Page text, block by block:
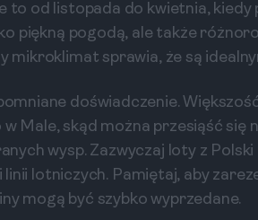
to od listopada do kwietnia, kiedy
piękną pogodą, ale także
mikroklimat sprawia, że są
doświadczenie.
Male, skąd można przesiąść się
wysp. Zazwyczaj loty z Polski
lotniczych. Pamiętaj, aby
mogą być szybko wyprzedane.